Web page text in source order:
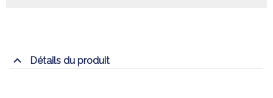
Détails du produit